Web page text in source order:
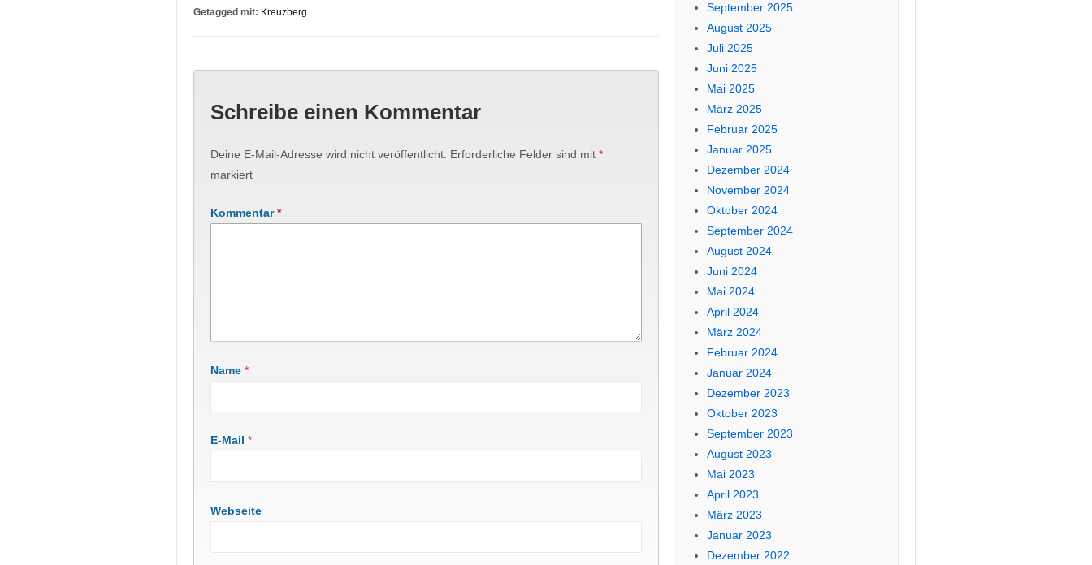
Getagged mit: Kreuzberg
Schreibe einen Kommentar
Deine E-Mail-Adresse wird nicht veröffentlicht. Erforderliche Felder sind mit *
markiert
Kommentar*
Name *
E-Mail *
Webseite
September 2025
August 2025
Juli 2025
Juni 2025
Mai 2025
März 2025
Februar 2025
Januar 2025
Dezember 2024
November 2024
Oktober 2024
September 2024
August 2024
Juni 2024
Mai 2024
April 2024
März 2024
Februar 2024
Januar 2024
Dezember 2023
Oktober 2023
September 2023
August 2023
Mai 2023
April 2023
März 2023
Januar 2023
Dezember 2022